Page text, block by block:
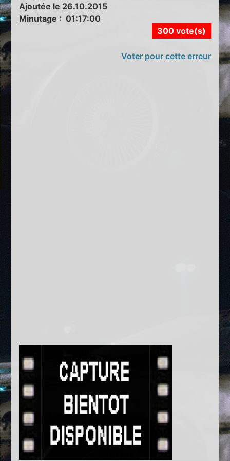
Ajoutée le 26.10.2015
Minutage : 01:17:00
300 vote(s)
Voter pour cette erreur